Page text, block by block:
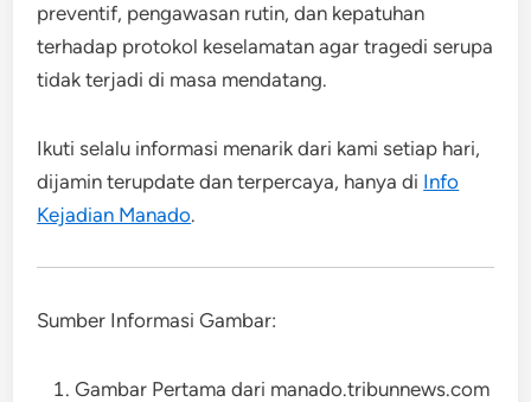
preventif, pengawasan rutin, dan kepatuhan
terhadap protokol keselamatan agar tragedi serupa
tidak terjadi di masa mendatang.
Ikuti selalu informasi menarik dari kami setiap hari,
dijamin terupdate dan terpercaya, hanya di Info
Kejadian Manado.
Sumber Informasi Gambar:
Gambar Pertama dari manado.tribunnews.com